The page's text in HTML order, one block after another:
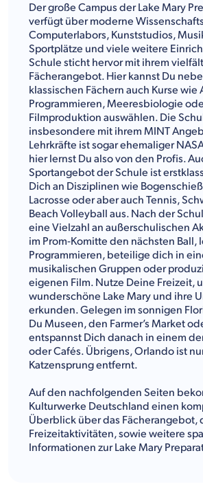
Der große Campus der Lake Mary
verfügt über moderne
Computerlabors, Kunststudios,
Sportplätze und viele weitere
Schule sticht hervor mit ihrem
Fächerangebot. Hier kannst Du
klassischen Fächern auch Kurse wie
Programmieren, Meeresbiologie
Filmproduktion auswählen. Die
insbesondere mit ihrem MINT
Lehrkräfte ist sogar ehemaliger
hier lernst Du also von den Profis.
Sportangebot der Schule ist
Dich an Disziplinen wie
Lacrosse oder aber auch Tennis,
Beach Volleyball aus. Nach der
eine Vielzahl an außerschulischen
im Prom-Komitte den nächsten Ball,
Programmieren, beteilige dich in
musikalischen Gruppen oder
eigenen Film. Nutze Deine Freizeit,
wunderschöne Lake Mary und ihre
erkunden. Gelegen im sonnigen
Du Museen, den Farmer’s Market
entspannst Dich danach in einem
oder Cafés. Übrigens, Orlando ist
Katzensprung entfernt.
Auf den nachfolgenden Seiten
Kulturwerke Deutschland einen
Überblick über das Fächerangebot,
Freizeitaktivitäten, sowie weitere
Informationen zur Lake Mary